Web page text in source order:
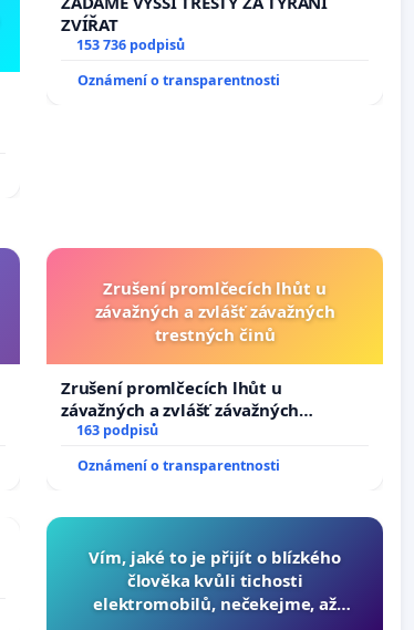
ZVÍŘAT
153 736 podpisů
Oznámení o transparentnosti
Zrušení promlčecích lhůt u
závažných a zvlášť závažných
trestných činů
Zrušení promlčecích lhůt u
závažných a zvlášť závažných
trestných činů
163 podpisů
Oznámení o transparentnosti
Vím, jaké to je přijít o blízkého
člověka kvůli tichosti
elektromobilů, nečekejme, až